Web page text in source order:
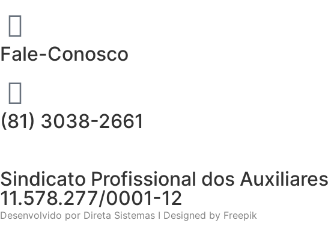
Fale-Conosco
(81) 3038-2661
Sindicato Profissional dos
11.578.277/0001-12
Desenvolvido por Direta Sistemas I Designed by Freepik